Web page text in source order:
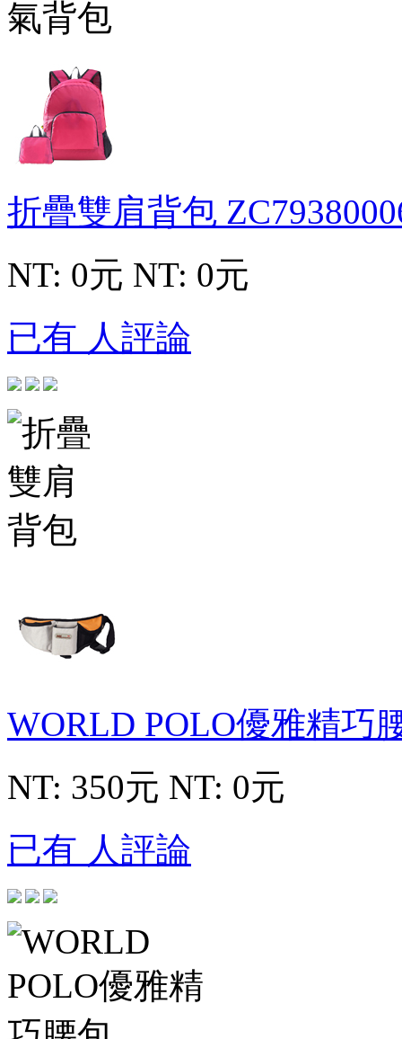
折疊雙肩背包
NT: 0元 NT: 0元
已有 人評論
WORLD POLO優雅精巧
NT: 350元 NT: 0元
已有 人評論